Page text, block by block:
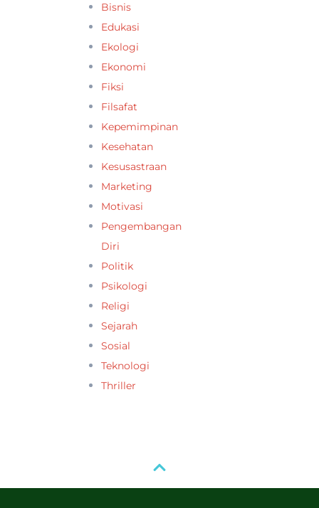
Bisnis
Edukasi
Ekologi
Ekonomi
Fiksi
Filsafat
Kepemimpinan
Kesehatan
Kesusastraan
Marketing
Motivasi
Pengembangan
Diri
Politik
Psikologi
Religi
Sejarah
Sosial
Teknologi
Thriller